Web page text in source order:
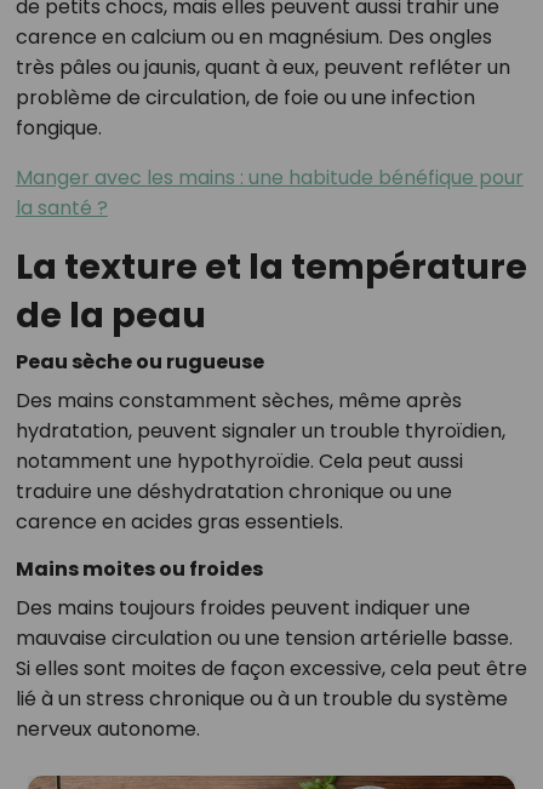
de petits chocs, mais elles peuvent aussi trahir une
carence en calcium ou en magnésium. Des ongles
très pâles ou jaunis, quant à eux, peuvent refléter un
problème de circulation, de foie ou une infection
fongique.
Manger avec les mains : une habitude bénéfique pour
la santé ?
La texture et la température
de la peau
Peau sèche ou rugueuse
Des mains constamment sèches, même après
hydratation, peuvent signaler un trouble thyroïdien,
notamment une hypothyroïdie. Cela peut aussi
traduire une déshydratation chronique ou une
carence en acides gras essentiels.
Mains moites ou froides
Des mains toujours froides peuvent indiquer une
mauvaise circulation ou une tension artérielle basse.
Si elles sont moites de façon excessive, cela peut être
lié à un stress chronique ou à un trouble du système
nerveux autonome.